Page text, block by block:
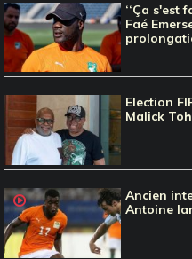
‘‘Ça s'est
Faé
Election
Malick
Ancien
Antoine